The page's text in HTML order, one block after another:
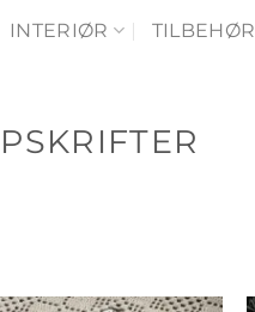
INTERIØR TILBEHØR